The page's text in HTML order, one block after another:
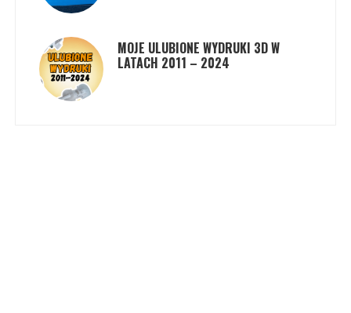
MOJE ULUBIONE WYDRUKI 3D W
LATACH 2011 – 2024